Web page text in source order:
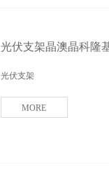
光伏支架晶澳晶科隆
光伏支架
MORE